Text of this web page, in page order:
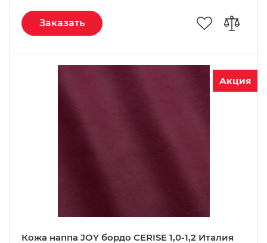
Заказать
Акция
Кожа наппа JOY бордо CERISE 1,0-1,2 Италия